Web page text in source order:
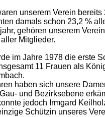
unserem Verein
damals schon 23,2 %
gehören unserem
Mitglieder.
im Jahre 1978 die erste
11 Frauen als
haben sich unsere
und Bezirksebene
jedoch Irmgard
Schützin unseres